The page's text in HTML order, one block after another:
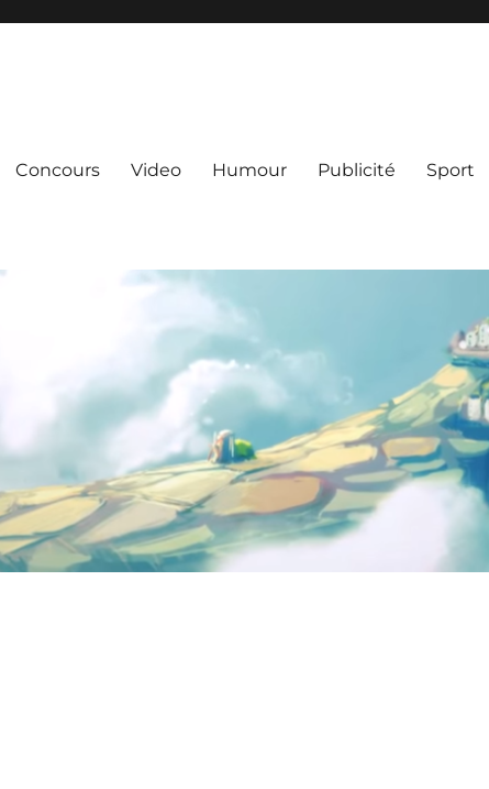
Concours Video Humour Publicité Sport